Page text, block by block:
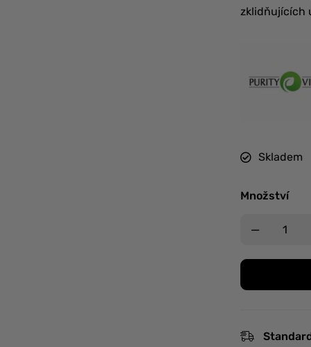
zklidňujících
Skladem
Množství